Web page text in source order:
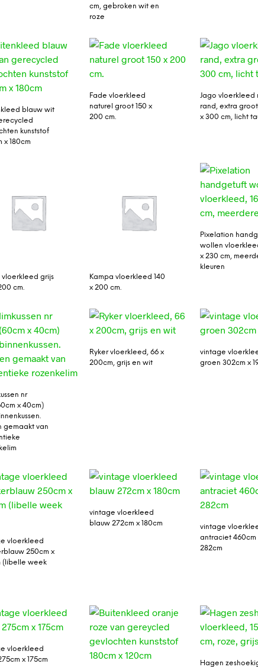
cm, gebroken wit en
roze
blauw wit
kunststof
x 180cm
Fade vloerkleed
naturel groot 150 x
200 cm.
Jago vloerkleed
rand, extra
x 300 cm, licht
vloerkleed grijs
cm.
Kampa vloerkleed 140
x 200 cm.
Pixelation
wollen
x 230 cm,
kleuren
nr
x 40cm)
gemaakt van
Ryker vloerkleed, 66 x
200cm, grijs en wit
vintage
groen 302cm x
vloerkleed
250cm x
(libelle week
vintage vloerkleed
blauw 272cm x 180cm
vintage
antraciet 460cm
282cm
vloerkleed
x 175cm
Hagen